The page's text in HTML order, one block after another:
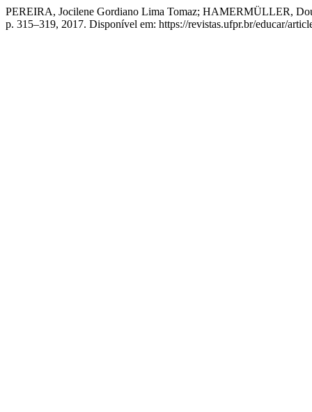
PEREIRA, Jocilene Gordiano Lima Tomaz; HAMERMÜLLER,
p. 315–319, 2017. Disponível em: https://revistas.ufpr.br/educar/